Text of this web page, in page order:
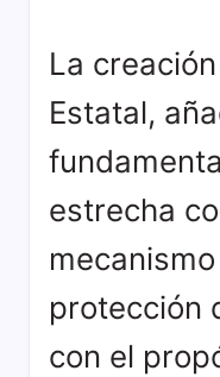
La
Estatal,
estrecha
protección
con el